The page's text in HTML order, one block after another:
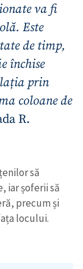
va fi
Este
de timp,
închise
prin
coloane de
R.
să
iar șoferii să
precum și
locului.